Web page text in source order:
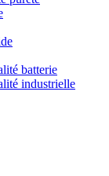
batterie
industrielle